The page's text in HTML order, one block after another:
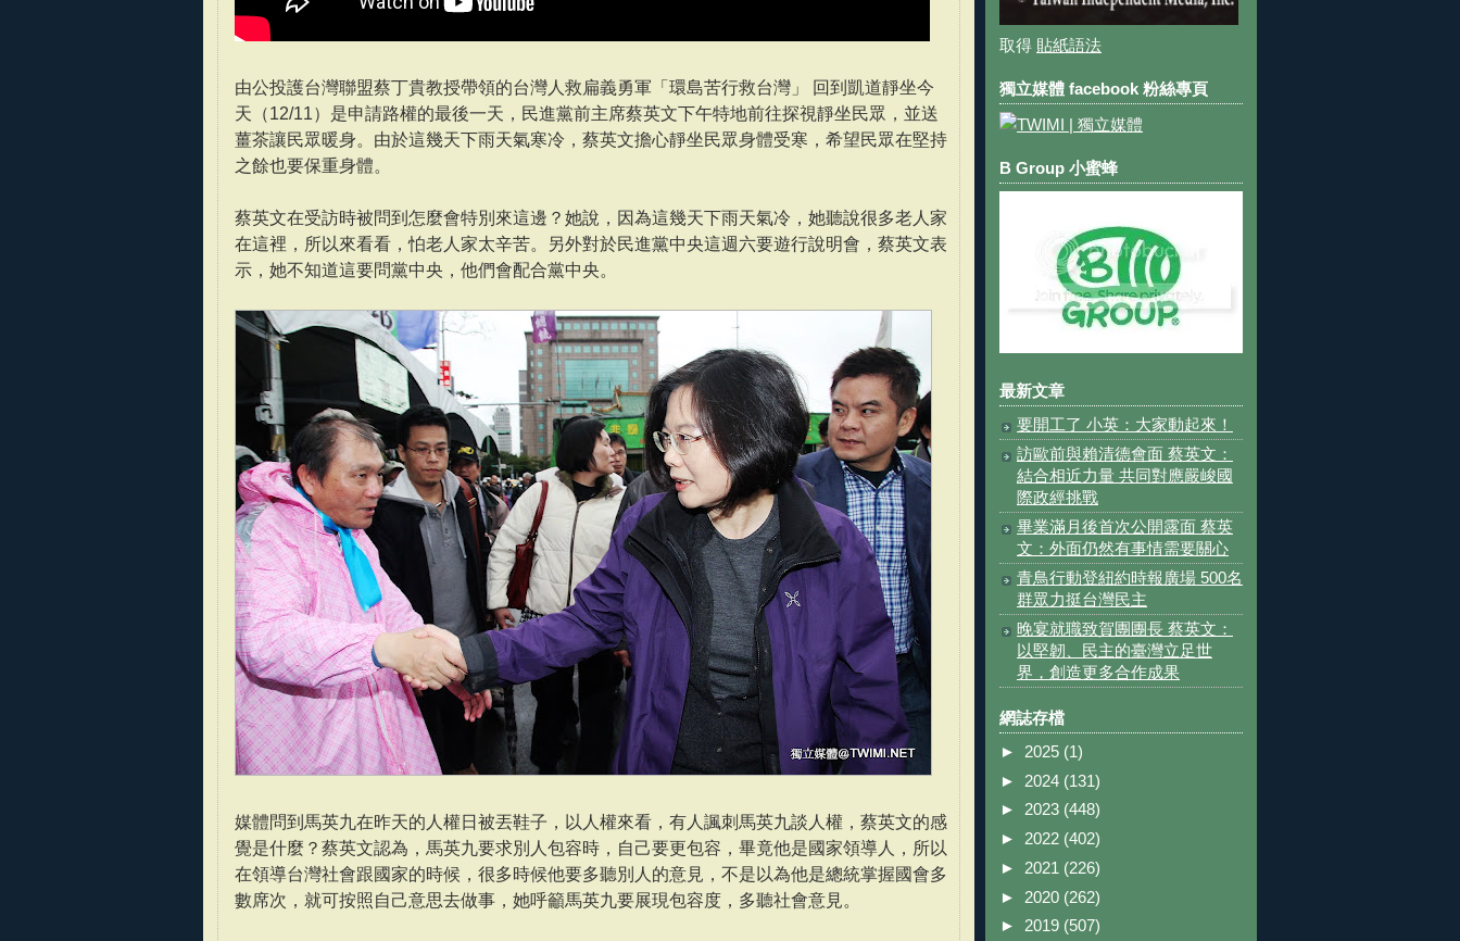
由公投護台灣聯盟蔡丁貴教授帶領的台灣人救扁義勇軍「環島苦行救台灣」 回到凱道靜坐今
天（12/11）是申請路權的最後一天，民進黨前主席蔡英文下午特地前往探視靜坐民眾，並送
薑茶讓民眾暖身。由於這幾天下雨天氣寒冷，蔡英文擔心靜坐民眾身體受寒，希望民眾在堅持
之餘也要保重身體。
蔡英文在受訪時被問到怎麼會特別來這邊？她說，因為這幾天下雨天氣冷，她聽說很多老人家
在這裡，所以來看看，怕老人家太辛苦。另外對於民進黨中央這週六要遊行說明會，蔡英文表
示，她不知道這要問黨中央，他們會配合黨中央。
媒體問到馬英九在昨天的人權日被丟鞋子，以人權來看，有人諷刺馬英九談人權，蔡英文的感
覺是什麼？蔡英文認為，馬英九要求別人包容時，自己要更包容，畢竟他是國家領導人，所以
在領導台灣社會跟國家的時候，很多時候他要多聽別人的意見，不是以為他是總統掌握國會多
數席次，就可按照自己意思去做事，她呼籲馬英九要展現包容度，多聽社會意見。
取得 貼紙語法
獨立媒體 facebook 粉絲專頁
B Group 小蜜蜂
最新文章
要開工了 小英：大家動起來！
訪歐前與賴清德會面 蔡英文：
結合相近力量 共同對應嚴峻國
際政經挑戰
畢業滿月後首次公開露面 蔡英
文：外面仍然有事情需要關心
青鳥行動登紐約時報廣場 500名
群眾力挺台灣民主
晚宴就職致賀團團長 蔡英文：
以堅韌、民主的臺灣立足世
界，創造更多合作成果
網誌存檔
► 2025 (1)
► 2024 (131)
► 2023 (448)
► 2022 (402)
► 2021 (226)
► 2020 (262)
► 2019 (507)